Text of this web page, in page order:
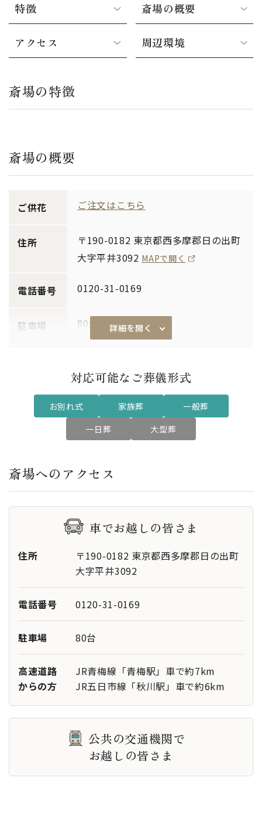
特徴 斎場の概要
アクセス 周辺環境
斎場の特徴
斎場の概要
ご供花 ご注文はこちら
住所
〒190-0182 東京都西多摩郡日の出町
大字平井3092 MAPで開く
電話番号 0120-31-0169
駐車場 80台
席数
第1式場 〜100席
第2式場 〜100席
-
特記事項 -
詳細を開く
対応可能なご葬儀形式
お別れ式 家族葬
一般葬
一日葬
大型葬
斎場へのアクセス
車でお越しの皆さま
住所
〒190-0182 東京都西多摩郡日の出町
大字平井3092
電話番号 0120-31-0169
駐車場 80台
高速道路
からの方
JR青梅線「青梅駅」車で約7km
JR五日市線「秋川駅」車で約6km
公共の交通機関で
お越しの皆さま